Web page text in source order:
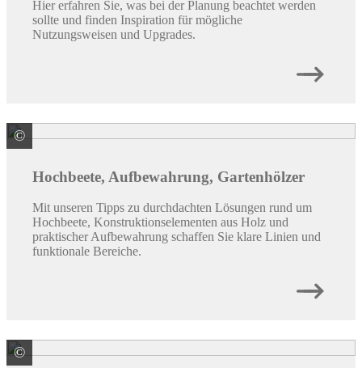
Hier erfahren Sie, was bei der Planung beachtet werden
sollte und finden Inspiration für mögliche
Nutzungsweisen und Upgrades.
© Groen & Janssen GmbH Kunststoffvertrieb
Hochbeete, Aufbewahrung, Gartenhölzer
Mit unseren Tipps zu durchdachten Lösungen rund um
Hochbeete, Konstruktionselementen aus Holz und
praktischer Aufbewahrung schaffen Sie klare Linien und
funktionale Bereiche.
© ALWA Vertriebsmarke